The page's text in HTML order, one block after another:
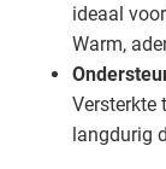
ideaal
Warm,
Versterkte
langdurig